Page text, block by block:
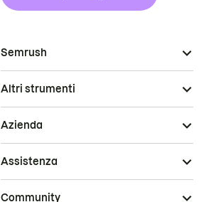
Semrush
Altri strumenti
Azienda
Assistenza
Community